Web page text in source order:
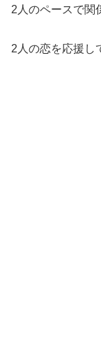
2人のペースで関
2人の恋を応援し